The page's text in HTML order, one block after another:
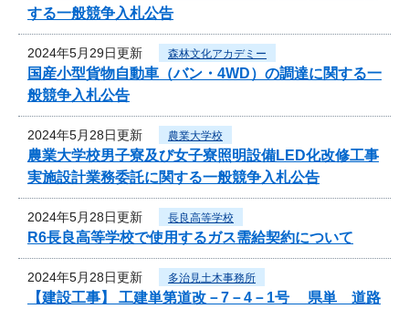
する一般競争入札公告
2024年5月29日更新 森林文化アカデミー
国産小型貨物自動車（バン・4WD）の調達に関する一
般競争入札公告
2024年5月28日更新 農業大学校
農業大学校男子寮及び女子寮照明設備LED化改修工事
実施設計業務委託に関する一般競争入札公告
2024年5月28日更新 長良高等学校
R6長良高等学校で使用するガス需給契約について
2024年5月28日更新 多治見土木事務所
【建設工事】 工建単第道改－7－4－1号 県単 道路